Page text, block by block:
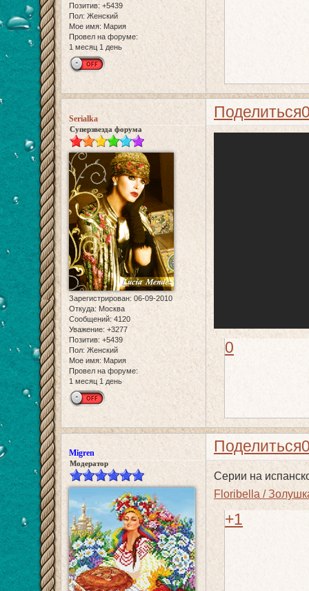
Позитив: +5439
Пол: Женский
Мое имя: Мария
Провел на форуме:
1 месяц 1 день
Поделиться
Serialka
Суперзвезда форума
Зарегистрирован: 06-09-2010
Откуда: Москва
Сообщений:4120
Уважение: +3277
Позитив: +5439
Пол: Женский
Мое имя: Мария
Провел на форуме:
1 месяц 1 день
0
Поделиться
Migren
Модератор
Серии на
Floribella /
+1